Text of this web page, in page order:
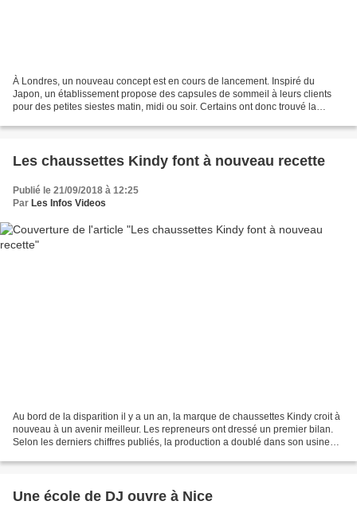
À Londres, un nouveau concept est en cours de lancement. Inspiré du
Japon, un établissement propose des capsules de sommeil à leurs clients
pour des petites siestes matin, midi ou soir. Certains ont donc trouvé la
Les chaussettes Kindy font à nouveau recette
Publié le 21/09/2018 à 12:25
Par Les Infos Videos
Au bord de la disparition il y a un an, la marque de chaussettes Kindy croit à
nouveau à un avenir meilleur. Les repreneurs ont dressé un premier bilan.
Selon les derniers chiffres publiés, la production a doublé dans son usine
Une école de DJ ouvre à Nice